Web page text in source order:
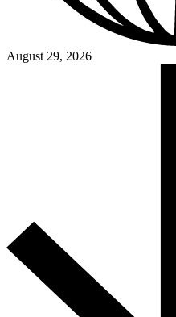
August 29, 2026